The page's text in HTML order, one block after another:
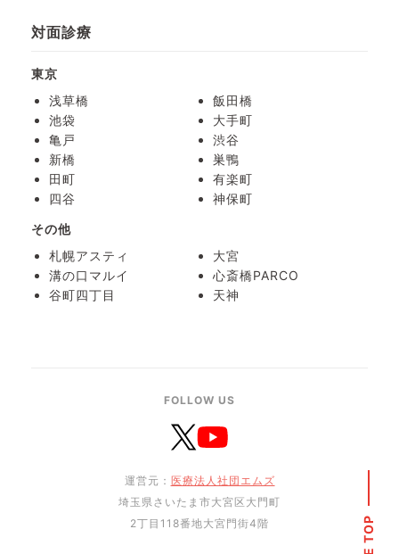
対面診療
東京
浅草橋
飯田橋
池袋
大手町
亀戸
渋谷
新橋
巣鴨
田町
有楽町
四谷
神保町
その他
札幌アスティ
大宮
溝の口マルイ
心斎橋PARCO
谷町四丁目
天神
FOLLOW US
運営元： 医療法人社団エムズ
埼玉県さいたま市大宮区大門町
2丁目118番地大宮門街4階